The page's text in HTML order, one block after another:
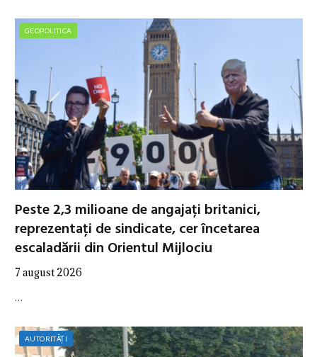
GEOPOLITICA
Peste 2,3 milioane de angajați britanici,
reprezentați de sindicate, cer încetarea
escaladării din Orientul Mijlociu
7 august 2026
…
AUTORITĂȚI